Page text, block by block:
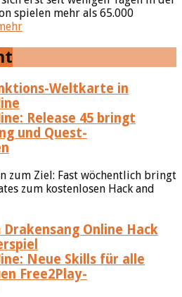
spielen mehr als 65.000
Release 45 bringt
und Quest-
zum Ziel: Fast wöchentlich bringt
zum kostenlosen Hack and
Neue Skills für alle
Free2Play-